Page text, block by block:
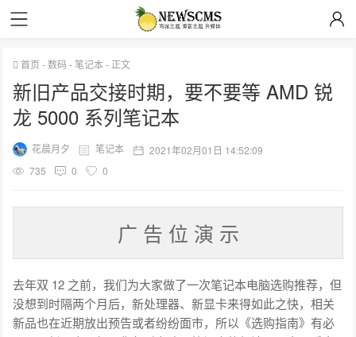
首页 -数码 - 笔记本- 正文
新旧产品交接时期，要不要等 AMD 锐
龙 5000 系列笔记本
花晨月夕 笔记本
2021年02月01日 14:52:09
735
0 0
广 告 位 演 示
去年双 12 之前，我们为大家做了一次笔记本电脑选购推荐，但
没想到时隔两个月后，新处理器、新显卡来得如此之快，相关
新品也在近期放出预告或者纷纷面市，所以《选购指南》有必